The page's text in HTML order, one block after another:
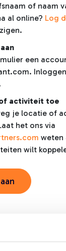
of naam
al online? Log
een
activiteit toe
je locatie of
het ons via
weten
wilt